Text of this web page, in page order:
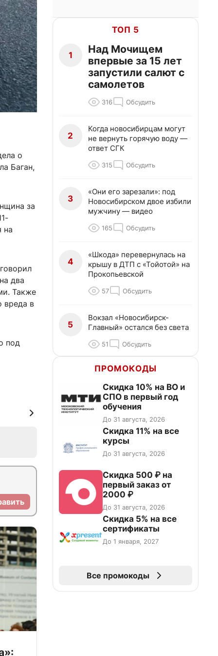
о
Баган,
за
на
два
Также
вреда в
под
ТОП 5
1
Над Мочищем
впервые за 15 лет
запустили салют с
самолетов
316 Обсудить
2
Когда новосибирцам могут
не вернуть горячую воду —
ответ СГК
315 Обсудить
3
«Они его зарезали»: под
Новосибирском двое избили
мужчину — видео
165 Обсудить
4
«Шкода» перевернулась на
крышу в ДТП с «Тойотой» на
Прокопьевской
57 Обсудить
5
Вокзал «Новосибирск-
Главный» остался без света
51 Обсудить
ПРОМОКОДЫ
Скидка 10% на ВО и
СПО в первый год
обучения
До 31 августа, 2026
Скидка 11% на все
курсы
До 31 августа, 2026
Скидка 500 ₽ на
первый заказ от
2000 ₽
До 31 августа, 2026
Скидка 5% на все
сертификаты
До 1 января, 2027
Все промокоды